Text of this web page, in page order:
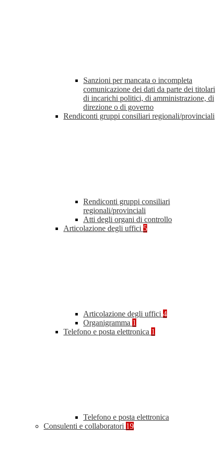
Sanzioni per mancata o incompleta
comunicazione dei dati da parte dei titolari
di incarichi politici, di amministrazione, di
direzione o di governo
Rendiconti gruppi consiliari regionali/provinciali
Rendiconti gruppi consiliari
regionali/provinciali
Atti degli organi di controllo
Articolazione degli uffici 5
Articolazione degli uffici 4
Organigramma 1
Telefono e posta elettronica 1
Telefono e posta elettronica
Consulenti e collaboratori 19